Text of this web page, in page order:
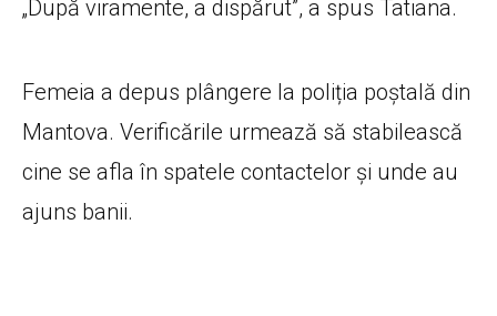
„După viramente, a dispărut”, a spus Tatiana.
Femeia a depus plângere la poliția poștală din
Mantova. Verificările urmează să stabilească
cine se afla în spatele contactelor și unde au
ajuns banii.